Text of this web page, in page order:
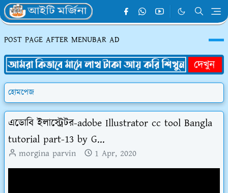
POST PAGE AFTER MENUBAR AD
হোমপেজ
এডোবি ইলাস্ট্রেটর-adobe Illustrator cc tool Bangla
tutorial part-13 by G...
morgina parvin 1 Apr, 2020